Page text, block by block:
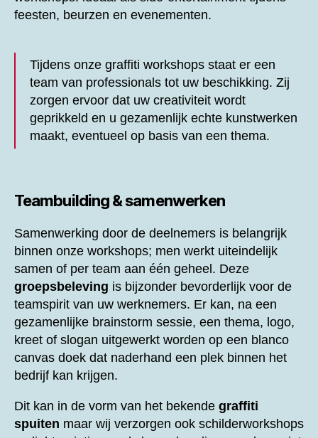
feesten, beurzen en evenementen.
Tijdens onze graffiti workshops staat er een
team van professionals tot uw beschikking. Zij
zorgen ervoor dat uw creativiteit wordt
geprikkeld en u gezamenlijk echte kunstwerken
maakt, eventueel op basis van een thema.
Teambuilding & samenwerken
Samenwerking door de deelnemers is belangrijk
binnen onze workshops; men werkt uiteindelijk
samen of per team aan één geheel. Deze
groepsbeleving is bijzonder bevorderlijk voor de
teamspirit van uw werknemers. Er kan, na een
gezamenlijke brainstorm sessie, een thema, logo,
kreet of slogan uitgewerkt worden op een blanco
canvas doek dat naderhand een plek binnen het
bedrijf kan krijgen.
Dit kan in de vorm van het bekende graffiti
spuiten maar wij verzorgen ook schilderworkshops